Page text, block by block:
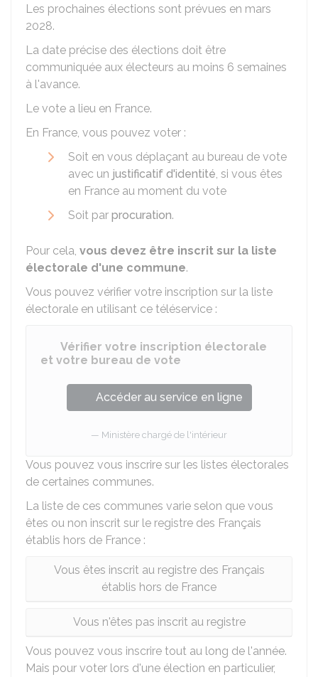
Les prochaines élections sont prévues en mars
2028.
La date précise des élections doit être
communiquée aux électeurs au moins 6 semaines
à l'avance.
Le vote a lieu en France.
En France, vous pouvez voter :
Soit en vous déplaçant au bureau de vote
avec un justificatif d'identité, si vous êtes
en France au moment du vote
Soit par procuration.
Pour cela, vous devez être inscrit sur la liste
électorale d'une commune.
Vous pouvez vérifier votre inscription sur la liste
électorale en utilisant ce téléservice :
Vérifier votre inscription électorale
et votre bureau de vote
Accéder au service en ligne
Ministère chargé de l'intérieur
Vous pouvez vous inscrire sur les listes électorales
de certaines communes.
La liste de ces communes varie selon que vous
êtes ou non inscrit sur le registre des Français
établis hors de France :
Vous êtes inscrit au registre des Français
établis hors de France
Vous n'êtes pas inscrit au registre
Vous pouvez vous inscrire tout au long de l'année.
Mais pour voter lors d'une élection en particulier,